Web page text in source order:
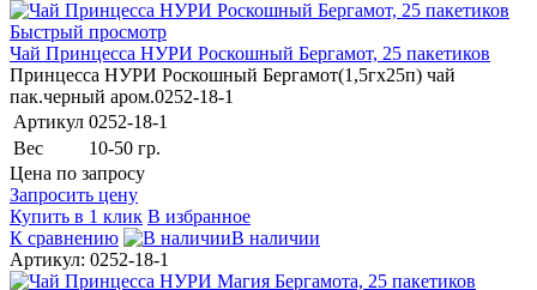
Быстрый просмотр
Чай Принцесса НУРИ Роскошный Бергамот, 25 пакетиков
Принцесса НУРИ Роскошный Бергамот(1,5гх25п) чай
пак.черный аром.0252-18-1
Артикул 0252-18-1
Вес
10-50 гр.
Цена по запросу
Запросить цену
Купить в 1 клик В избранное
К сравнению
В наличии
Артикул: 0252-18-1